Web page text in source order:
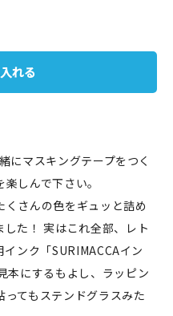
れる
にマスキングテープをつく
しんで下さい。
さんの色をギュッと詰め
た！ 実はこれ全部、レト
ンク「SURIMACCAイン
本にするもよし、ラッピン
てもステンドグラスみた